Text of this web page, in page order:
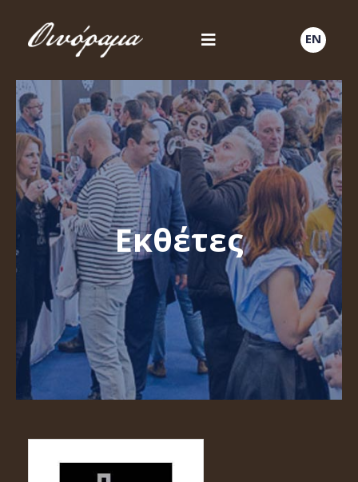
EN
Εκθέτες